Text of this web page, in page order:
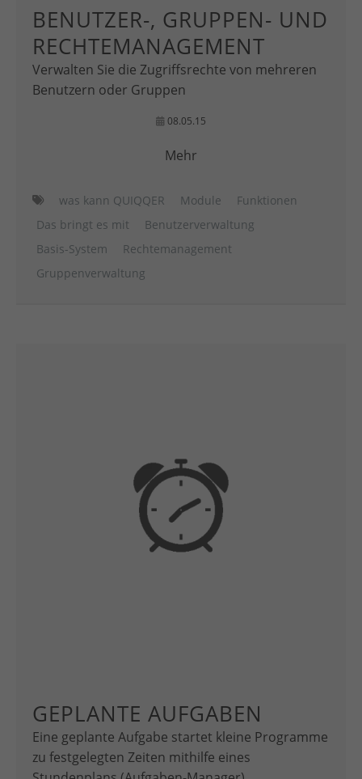
BENUTZER-, GRUPPEN- UND
RECHTEMANAGEMENT
Verwalten Sie die Zugriffsrechte von mehreren
Benutzern oder Gruppen
08.05.15
Mehr
was kann QUIQQER Module
Funktionen
Das bringt es mit
Benutzerverwaltung
Basis-System
Rechtemanagement
Gruppenverwaltung
GEPLANTE AUFGABEN
Eine geplante Aufgabe startet kleine Programme
zu festgelegten Zeiten mithilfe eines